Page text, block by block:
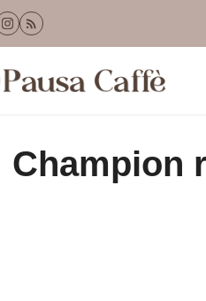
Champion